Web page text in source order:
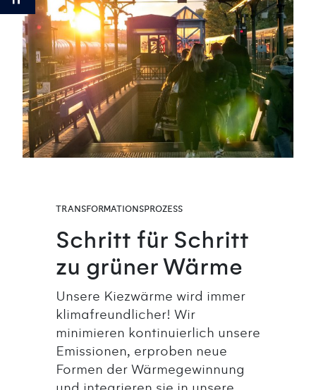
TRANSFORMATIONSPROZESS
Schritt für Schritt
zu grüner Wärme
Unsere Kiezwärme wird immer
klimafreundlicher! Wir
minimieren kontinuierlich unsere
Emissionen, erproben neue
Formen der Wärmegewinnung